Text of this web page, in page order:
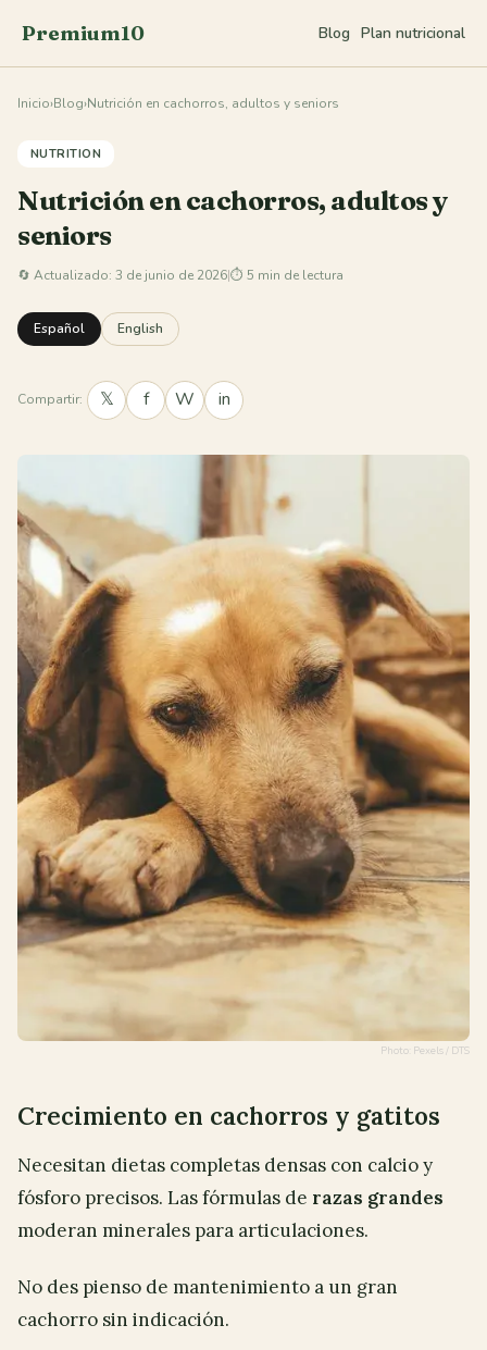
Premium10 Blog Plan nutricional
Inicio›Blog›Nutrición en cachorros, adultos y seniors
NUTRITION
Nutrición en cachorros, adultos y
seniors
🔄 Actualizado: 3 de junio de 2026|⏱ 5 min de lectura
Español English
Compartir: 𝕏 f W in
Photo: Pexels / DTS
Crecimiento en cachorros y gatitos
Necesitan dietas completas densas con calcio y
fósforo precisos. Las fórmulas de razas grandes
moderan minerales para articulaciones.
No des pienso de mantenimiento a un gran
cachorro sin indicación.